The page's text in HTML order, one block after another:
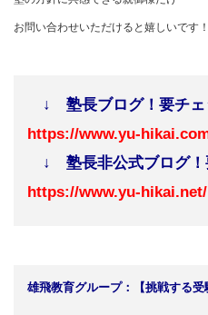
お問い合わせいただけると嬉しいです！
↓ 塾長ブログ！要チ
https://www.yu-
↓ 塾長非公式ブログ
https://www.yu-hikai.net/
雄飛教育グループ：【挑戦する受